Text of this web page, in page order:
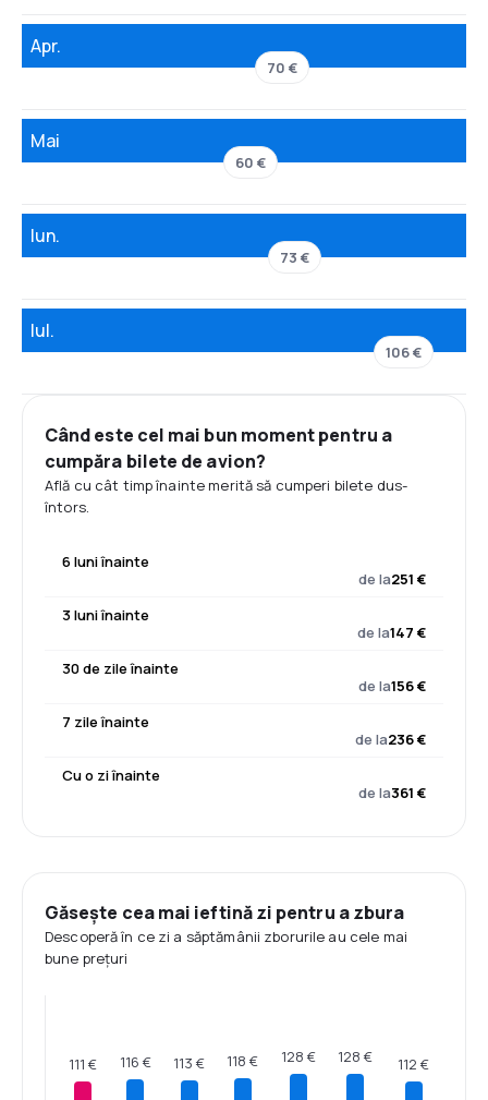
Apr.
70 €
Mai
60 €
Iun.
73 €
Iul.
106 €
Când este cel mai bun moment pentru a
cumpăra bilete de avion?
Află cu cât timp înainte merită să cumperi bilete dus-
întors.
6 luni înainte
de la251 €
3 luni înainte
de la147 €
30 de zile înainte
de la156 €
7 zile înainte
de la236 €
Cu o zi înainte
de la361 €
Găsește cea mai ieftină zi pentru a zbura
Descoperă în ce zi a săptămânii zborurile au cele mai
bune prețuri
111 € 116 € 113 € 118 € 128 € 128 € 112 €